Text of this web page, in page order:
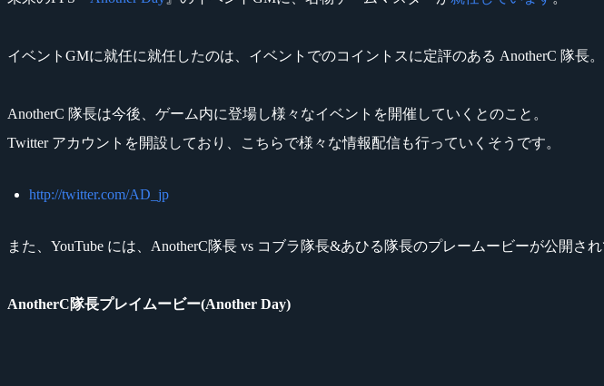
イベントGMに就任に就任したのは、イベントでのコイントスに定評のある AnotherC 隊長
AnotherC 隊長は今後、ゲーム内に登場し様々なイベントを開催していくとのこと。
Twitter アカウントを開設しており、こちらで様々な情報配信も行っていくそうです。
http://twitter.com/AD_jp
また、YouTube には、AnotherC隊長 vs コブラ隊長&あひる隊長のプレームービーが公開され
AnotherC隊長プレイムービー(Another Day)